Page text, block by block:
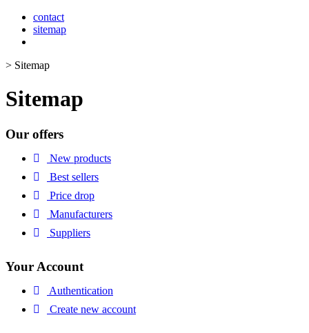
contact
sitemap
> Sitemap
Sitemap
Our offers
New products
Best sellers
Price drop
Manufacturers
Suppliers
Your Account
Authentication
Create new account